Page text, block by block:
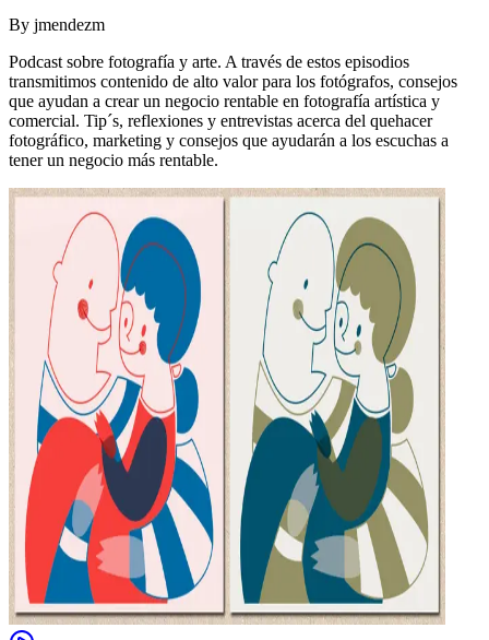
By jmendezm
Podcast sobre fotografía y arte. A través de estos episodios
transmitimos contenido de alto valor para los fotógrafos, consejos
que ayudan a crear un negocio rentable en fotografía artística y
comercial. Tip´s, reflexiones y entrevistas acerca del quehacer
fotográfico, marketing y consejos que ayudarán a los escuchas a
tener un negocio más rentable.